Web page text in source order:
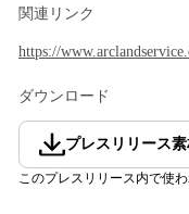
関連リンク
https://
ダウンロード
プレスリリース
このプレスリリース内で使